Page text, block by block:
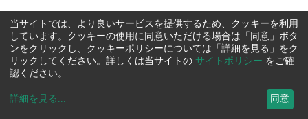
当サイトでは、より良いサービスを提供するため、クッキーを利用
しています。クッキーの使用に同意いただける場合は「同意」ボタ
ンをクリックし、クッキーポリシーについては「詳細を見る」をク
リックしてください。詳しくは当サイトの サイトポリシー をご確
認ください。
詳細を見る ... 同意